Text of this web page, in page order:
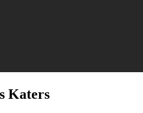
Katers